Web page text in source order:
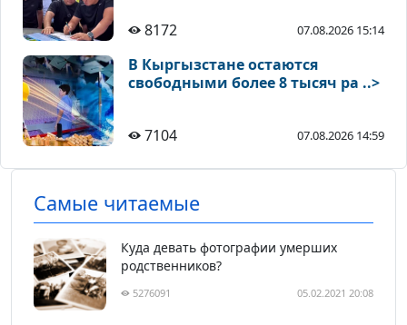
8172 07.08.2026 15:14
В Кыргызстане остаются
свободными более 8 тысяч ра ..>
7104 07.08.2026 14:59
Самые читаемые
Куда девать фотографии умерших
родственников?
5276091 05.02.2021 20:08